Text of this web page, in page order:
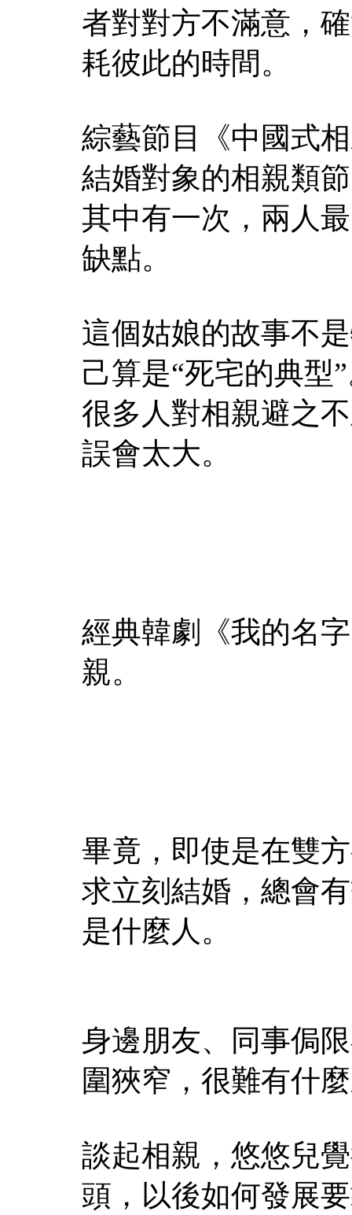
者對對方不滿意，
耗彼此的時間。
綜藝節目《中國式
結婚對象的相親類
其中有一次，兩人
缺點。
這個姑娘的故事不
己算是“死宅的典型
很多人對相親避之
誤會太大。
經典韓劇《我的名
親。
畢竟，即使是在雙
求立刻結婚，總會
是什麼人。
身邊朋友、同事侷
圍狹窄，很難有什
談起相親，悠悠兒
頭，以後如何發展